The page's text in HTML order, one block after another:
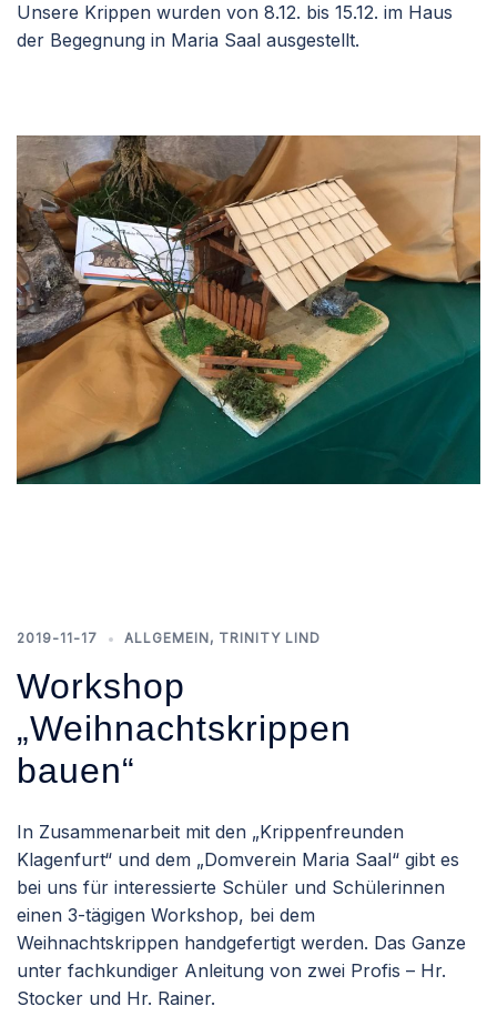
Unsere Krippen wurden von 8.12. bis 15.12. im Haus
der Begegnung in Maria Saal ausgestellt.
2019-11-17 ALLGEMEIN, TRINITY LIND
Workshop
„Weihnachtskrippen
bauen“
In Zusammenarbeit mit den „Krippenfreunden
Klagenfurt“ und dem „Domverein Maria Saal“ gibt es
bei uns für interessierte Schüler und Schülerinnen
einen 3-tägigen Workshop, bei dem
Weihnachtskrippen handgefertigt werden. Das Ganze
unter fachkundiger Anleitung von zwei Profis – Hr.
Stocker und Hr. Rainer.